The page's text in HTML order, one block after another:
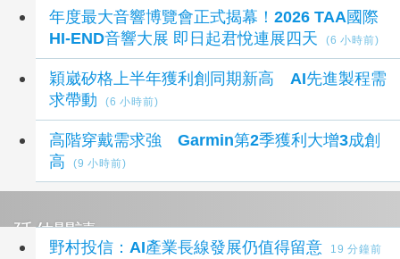
年度最大音響博覽會正式揭幕！2026 TAA國際
HI-END音響大展 即日起君悅連展四天
(6 小時前)
穎崴矽格上半年獲利創同期新高 AI先進製程需
求帶動
(6 小時前)
高階穿戴需求強 Garmin第2季獲利大增3成創
高
(9 小時前)
延伸閱讀
野村投信：AI產業長線發展仍值得留意 19 分鐘前